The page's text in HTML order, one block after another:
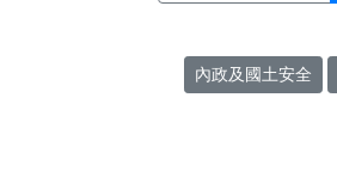
內政及國土安全